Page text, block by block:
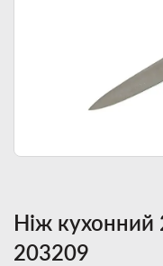
Ніж
203209